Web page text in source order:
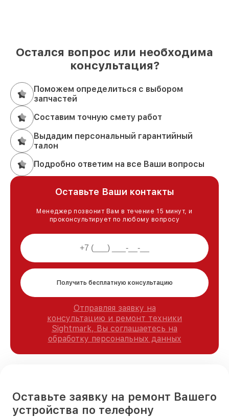
Остался вопрос или необходима
консультация?
Поможем определиться с выбором
запчастей
Составим точную смету работ
Выдадим персональный гарантийный
талон
Подробно ответим на все Ваши вопросы
Оставьте Ваши контакты
Менеджер позвонит Вам в течение 15 минут, и
проконсультирует по любому вопросу
Получить бесплатную консультацию
Отправляя заявку на
консультацию и ремонт техники
Sightmark, Вы соглашаетесь на
обработку персональных данных
Оставьте заявку на ремонт Вашего
устройства по телефону